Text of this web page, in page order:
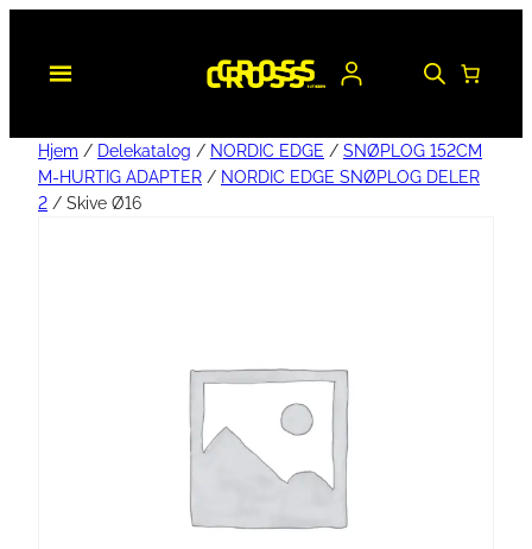
Hjem / Delekatalog / NORDIC EDGE / SNØPLOG 152CM
M-HURTIG ADAPTER / NORDIC EDGE SNØPLOG DELER
2 / Skive Ø16